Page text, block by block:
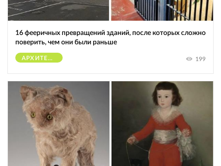
16 фееричных превращений зданий, после которых сложно
поверить, чем они были раньше
АРХИТЕКТУРА 199